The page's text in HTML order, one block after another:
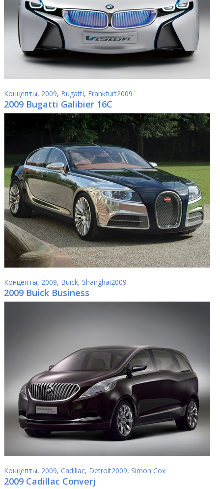
Концепты, 2009, Bugatti, Frankfurt2009
2009 Bugatti Galibier 16C
Концепты, 2009, Buick, Shanghai2009
2009 Buick Business
Концепты, 2009, Cadillac, Detroit2009, Simon Cox
2009 Cadillac Converj